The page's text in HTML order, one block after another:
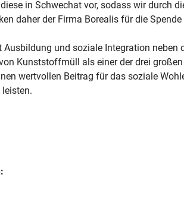
in Schwechat vor, sodass wir durch
daher der Firma Borealis für die Spende
und soziale Integration neben
Kunststoffmüll als einer der drei
wertvollen Beitrag für das soziale